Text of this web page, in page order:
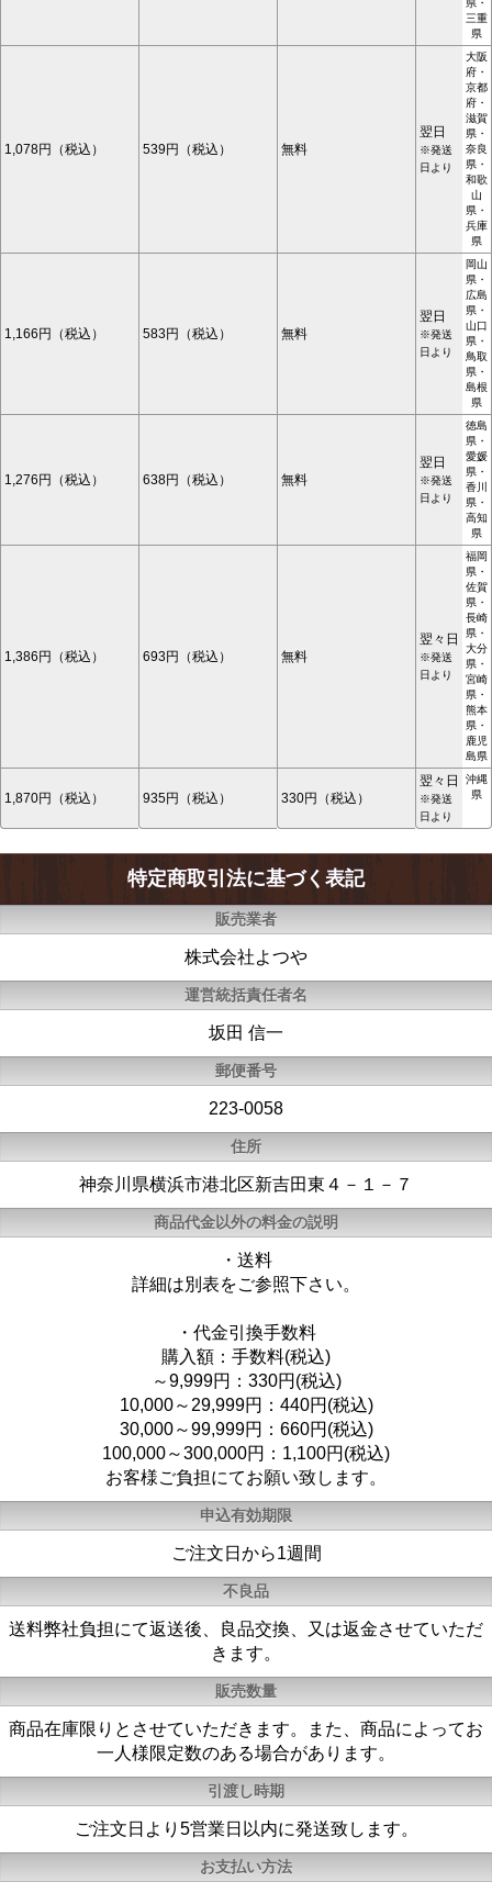
県・
三重
県
1,078円（税込） 539円（税込） 無料
翌日
※発送
日より
大阪
府・
京都
府・
滋賀
県・
奈良
県・
和歌
山
県・
兵庫
県
1,166円（税込） 583円（税込） 無料
翌日
※発送
日より
岡山
県・
広島
県・
山口
県・
鳥取
県・
島根
県
1,276円（税込） 638円（税込） 無料
翌日
※発送
日より
徳島
県・
愛媛
県・
香川
県・
高知
県
1,386円（税込） 693円（税込） 無料
翌々日
※発送
日より
福岡
県・
佐賀
県・
長崎
県・
大分
県・
宮崎
県・
熊本
県・
鹿児
島県
1,870円（税込） 935円（税込） 330円（税込）
翌々日
※発送
日より
沖縄
県
特定商取引法に基づく表記
販売業者
株式会社よつや
運営統括責任者名
坂田 信一
郵便番号
223-0058
住所
神奈川県横浜市港北区新吉田東４－１－７
商品代金以外の料金の説明
・送料
詳細は別表をご参照下さい。
・代金引換手数料
購入額：手数料(税込)
～9,999円：330円(税込)
10,000～29,999円：440円(税込)
30,000～99,999円：660円(税込)
100,000～300,000円：1,100円(税込)
お客様ご負担にてお願い致します。
申込有効期限
ご注文日から1週間
不良品
送料弊社負担にて返送後、良品交換、又は返金させていただ
きます。
販売数量
商品在庫限りとさせていただきます。また、商品によってお
一人様限定数のある場合があります。
引渡し時期
ご注文日より5営業日以内に発送致します。
お支払い方法